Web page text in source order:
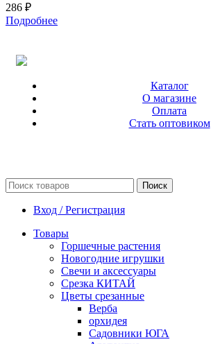
286 ₽
Подробнее
Каталог
О магазине
Оплата
Стать оптовиком
Поиск
Вход / Регистрация
Товары
Горшечные растения
Новогодние игрушки
Свечи и аксессуары
Срезка КИТАЙ
Цветы срезанные
Верба
орхидея
Садовники ЮГА